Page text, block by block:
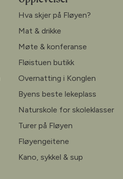
Hva skjer på Fløyen?
Mat & drikke
Møte & konferanse
Fløistuen butikk
Overnatting i Konglen
Byens beste lekeplass
Naturskole for skoleklasser
Turer på Fløyen
Fløyengeitene
Kano, sykkel & sup